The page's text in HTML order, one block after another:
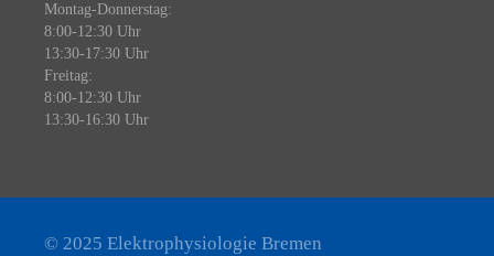
Montag-Donnerstag:
8:00-12:30 Uhr
13:30-17:30 Uhr
Freitag:
8:00-12:30 Uhr
13:30-16:30 Uhr
© 2025 Elektrophysiologie Bremen